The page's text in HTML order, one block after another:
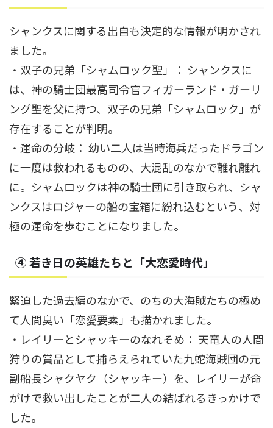
シャンクスに関する出自も決定的な情報が明かされ
ました。
・双子の兄弟「シャムロック聖」： シャンクスに
は、神の騎士団最高司令官フィガーランド・ガーリ
ング聖を父に持つ、双子の兄弟「シャムロック」が
存在することが判明。
・運命の分岐： 幼い二人は当時海兵だったドラゴン
に一度は救われるものの、大混乱のなかで離れ離れ
に。シャムロックは神の騎士団に引き取られ、シャ
ンクスはロジャーの船の宝箱に紛れ込むという、対
極の運命を歩むことになりました。
④ 若き日の英雄たちと「大恋愛時代」
緊迫した過去編のなかで、のちの大海賊たちの極め
て人間臭い「恋愛要素」も描かれました。
・レイリーとシャッキーのなれそめ： 天竜人の人間
狩りの賞品として捕らえられていた九蛇海賊団の元
副船長シャクヤク（シャッキー）を、レイリーが命
がけで救い出したことが二人の結ばれるきっかけで
した。